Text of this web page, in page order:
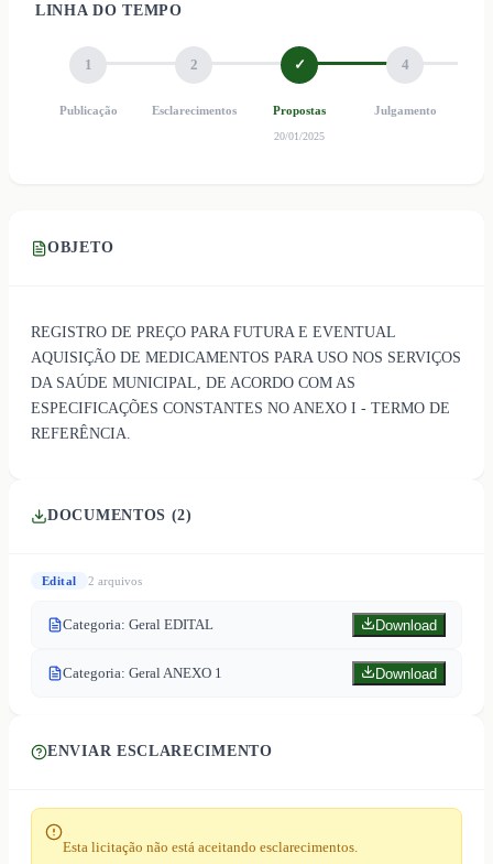
LINHA DO TEMPO
1
Publicação
2
Esclarecimentos
✓
Propostas
20/01/2025
4
Julgamento
OBJETO
REGISTRO DE PREÇO PARA FUTURA E EVENTUAL
AQUISIÇÃO DE MEDICAMENTOS PARA USO NOS SERVIÇOS
DA SAÚDE MUNICIPAL, DE ACORDO COM AS
ESPECIFICAÇÕES CONSTANTES NO ANEXO I - TERMO DE
REFERÊNCIA.
DOCUMENTOS (2)
Edital 2 arquivos
Categoria: Geral EDITAL Download
Categoria: Geral ANEXO 1 Download
ENVIAR ESCLARECIMENTO
Esta licitação não está aceitando esclarecimentos.